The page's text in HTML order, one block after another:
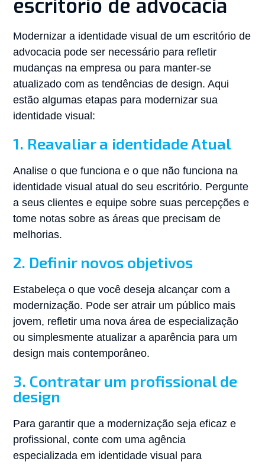
escritório de advocacia
Modernizar a identidade visual de um escritório de
advocacia pode ser necessário para refletir
mudanças na empresa ou para manter-se
atualizado com as tendências de design. Aqui
estão algumas etapas para modernizar sua
identidade visual:
1. Reavaliar a identidade Atual
Analise o que funciona e o que não funciona na
identidade visual atual do seu escritório. Pergunte
a seus clientes e equipe sobre suas percepções e
tome notas sobre as áreas que precisam de
melhorias.
2. Definir novos objetivos
Estabeleça o que você deseja alcançar com a
modernização. Pode ser atrair um público mais
jovem, refletir uma nova área de especialização
ou simplesmente atualizar a aparência para um
design mais contemporâneo.
3. Contratar um profissional de
design
Para garantir que a modernização seja eficaz e
profissional, conte com uma agência
especializada em identidade visual para